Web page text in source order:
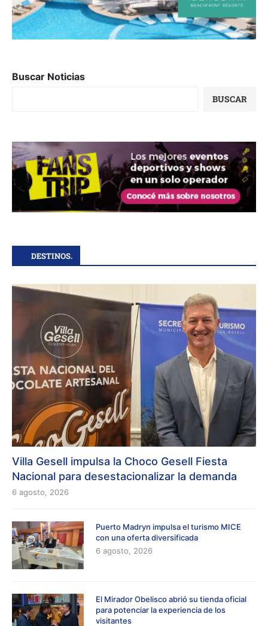
Buscar Noticias
BUSCAR
DESTINOS.
Villa Gesell impulsa la Choco Gesell Fiesta
Nacional para desestacionalizar la demanda
6 agosto, 2026
Puerto Madryn impulsa el turismo MICE
con una oferta diversificada
6 agosto, 2026
El Mirador Obelisco abrió su tienda oficial
para potenciar la experiencia de los
visitantes